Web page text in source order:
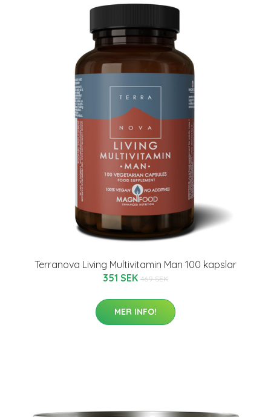
Terranova Living Multivitamin Man 100 kapslar
351 SEK 469 SEK
MER INFO!